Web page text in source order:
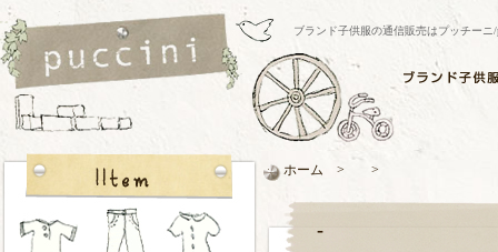
ブランド子供服の通信販売はプッチー
ホーム > >
-